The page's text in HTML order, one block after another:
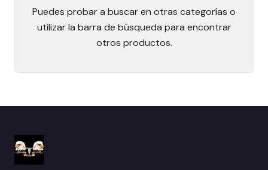
Puedes probar a buscar en otras categorías o
utilizar la barra de búsqueda para encontrar
otros productos.